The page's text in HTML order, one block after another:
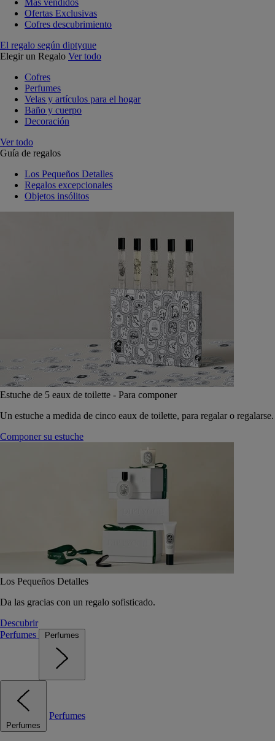
Más vendidos
Ofertas Exclusivas
Cofres descubrimiento
El regalo según diptyque
Elegir un Regalo Ver todo
Cofres
Perfumes
Velas y artículos para el hogar
Baño y cuerpo
Decoración
Ver todo
Guía de regalos
Los Pequeños Detalles
Regalos excepcionales
Objetos insólitos
Estuche de 5 eaux de toilette - Para componer
Un estuche a medida de cinco eaux de toilette, para regalar o regalarse.
Componer su estuche
Los Pequeños Detalles
Da las gracias con un regalo sofisticado.
Descubrir
Perfumes
Perfumes
Perfumes
Perfumes